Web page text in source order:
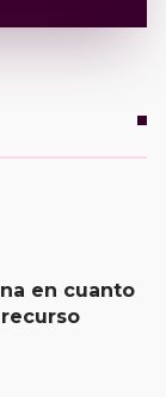
en cuanto